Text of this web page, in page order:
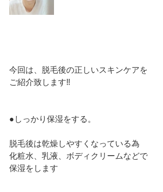
今回は、脱毛後の正しいスキンケアを
ご紹介致します‼︎
●しっかり保湿をする。
脱毛後は乾燥しやすくなっている為
化粧水、乳液、ボディクリームなどで
保湿をします